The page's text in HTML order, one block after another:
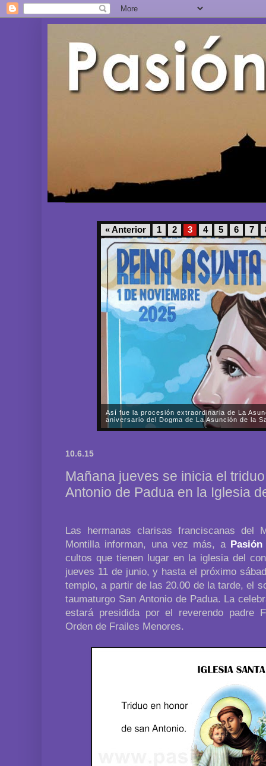
« Anterior 1 2 3 4 5 6 7
Así fue la procesión extraordinaria de La
aniversario del Dogma de La Asunción de la
10.6.15
Mañana jueves se inicia el
Antonio de Padua en la Iglesia
Las hermanas clarisas franciscanas del
Montilla informan, una vez más, a
cultos que tienen lugar en la iglesia del
jueves 11 de junio, y hasta el próximo
templo, a partir de las 20.00 de la tarde, el
taumaturgo San Antonio de Padua. La
estará presidida por el reverendo padre
Orden de Frailes Menores.